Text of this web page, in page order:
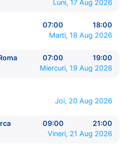
- 19:00
Luni, 17 Aug 2026
07:00
18:00
Marti, 18 Aug 2026
07:00
19:00
Miercuri, 19 Aug 2026
Joi, 20 Aug 2026
09:00
21:00
Vineri, 21 Aug 2026